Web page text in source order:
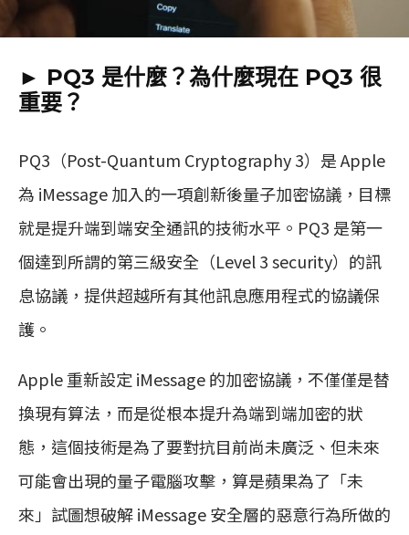
► PQ3 是什麼？為什麼現在 PQ3 很
重要？
PQ3（Post-Quantum Cryptography 3）是 Apple
為 iMessage 加入的一項創新後量子加密協議，目標
就是提升端到端安全通訊的技術水平。PQ3 是第一
個達到所謂的第三級安全（Level 3 security）的訊
息協議，提供超越所有其他訊息應用程式的協議保
護。
Apple 重新設定 iMessage 的加密協議，不僅僅是替
換現有算法，而是從根本提升為端到端加密的狀
態，這個技術是為了要對抗目前尚未廣泛、但未來
可能會出現的量子電腦攻擊，算是蘋果為了「未
來」試圖想破解 iMessage 安全層的惡意行為所做的